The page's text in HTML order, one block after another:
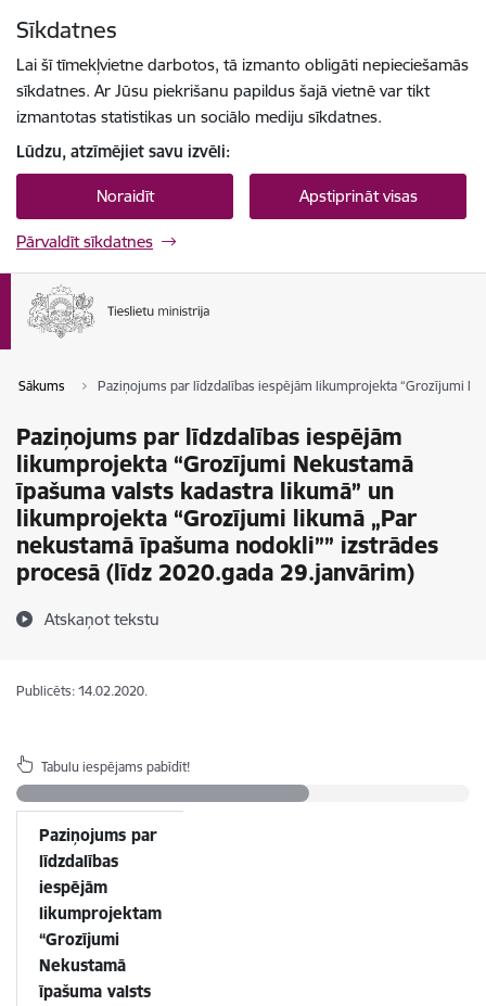
Sīkdatnes
Lai šī tīmekļvietne darbotos, tā izmanto obligāti nepieciešamās
sīkdatnes. Ar Jūsu piekrišanu papildus šajā vietnē var tikt
izmantotas statistikas un sociālo mediju sīkdatnes.
Lūdzu, atzīmējiet savu izvēli:
Noraidīt Apstiprināt visas
Pārvaldīt sīkdatnes
Sākums Paziņojums par līdzdalības iespējām likumprojekta “Grozījumi
Paziņojums par līdzdalības iespējām
likumprojekta “Grozījumi Nekustamā
īpašuma valsts kadastra likumā” un
likumprojekta “Grozījumi likumā „Par
nekustamā īpašuma nodokli”” izstrādes
procesā (līdz 2020.gada 29.janvārim)
Atskaņot tekstu
Publicēts: 14.02.2020.
Tabulu iespējams pabīdīt!
Paziņojums par
līdzdalības
iespējām
likumprojektam
“Grozījumi
Nekustamā
īpašuma valsts